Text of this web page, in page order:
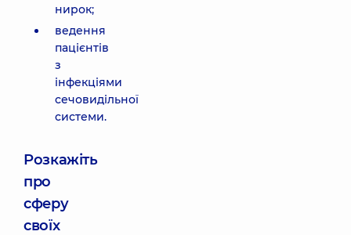
нирок;
ведення
пацієнтів
з
інфекціями
сечовидільної
системи.
Розкажіть
про
сферу
своїх